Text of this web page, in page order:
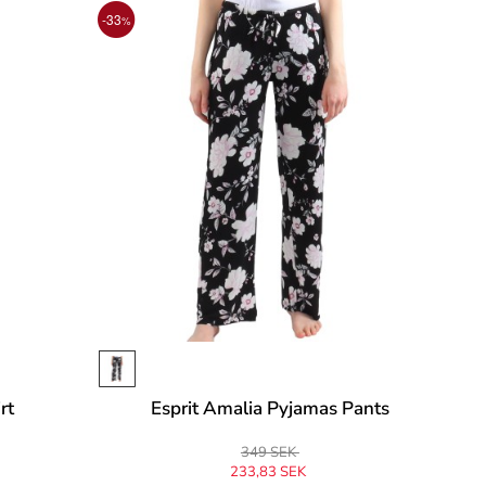
-33%
Esprit Amalia Pyjamas Pants
349 SEK
233,83 SEK